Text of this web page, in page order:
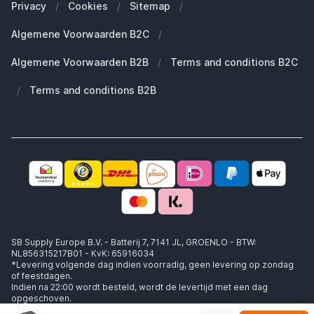
Groot en uniek assortiment
400.000+ klanten geleverd
Welke MagSafe heb ik nodig?
Werken bij SB Supply
Working at SB Supply
Privacy / Cookies / Sitemap /
Algemene Voorwaarden B2C /
Algemene Voorwaarden B2B / Terms and conditions B2C
/ Terms and conditions B2B
SB Supply Europe B.V. - Batterij 7, 7141 JL, GROENLO - BTW:
NL856315217B01 - KvK: 65916034
*Levering volgende dag indien voorradig, geen levering op zondag
of feestdagen.
Indien na 22:00 wordt besteld, wordt de levertijd met een dag
opgeschoven.